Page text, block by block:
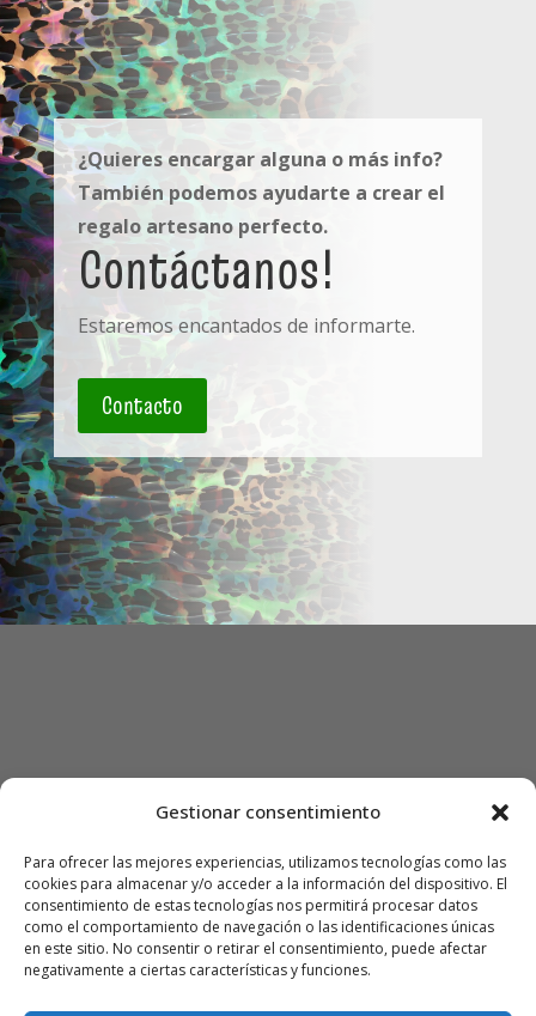
Gestionar consentimiento
Para ofrecer las mejores experiencias, utilizamos tecnologías como las
cookies para almacenar y/o acceder a la información del dispositivo. El
consentimiento de estas tecnologías nos permitirá procesar datos
como el comportamiento de navegación o las identificaciones únicas
en este sitio. No consentir o retirar el consentimiento, puede afectar
negativamente a ciertas características y funciones.
¿Quieres encargar alguna o más info?
También podemos ayudarte a crear el
regalo artesanoperfecto.
Contáctanos!
Estaremos encantados de informarte.
Contacto